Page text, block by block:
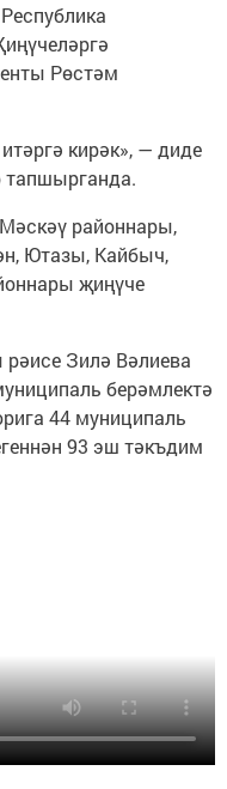
Рөстәм
кирәк», — диде
тапшырганда.
районнары,
Ютазы, Кайбыч,
җиңүче
Зилә Вәлиева
берәмлектә
44 муниципаль
93 эш тәкъдим